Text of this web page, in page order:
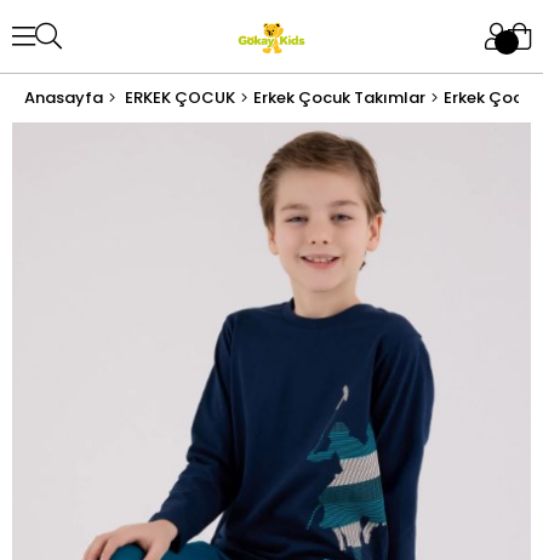
Anasayfa ERKEK ÇOCUK Erkek Çocuk Takımlar Erkek